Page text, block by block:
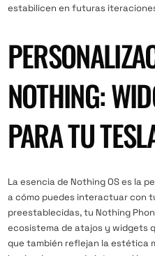
estabilicen en futuras
NOTHING:
PARA TU
La esencia de Nothing OS es la
a cómo puedes interactuar con
preestablecidas, tu Nothing
ecosistema de atajos y widgets
que también reflejan la estética